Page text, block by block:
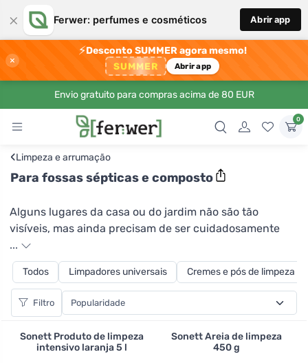
× Ferwer: perfumes e cosméticos Abrir app
×
⚡Desconto SUMMER agora mesmo!
SUMMER Abrir app
Envio gratuito para compras acima de 80 EUR
0
‹Limpeza e arrumação
Para fossas sépticas e composto
Alguns lugares da casa ou do jardim não são tão
visíveis, mas ainda precisam de ser cuidadosamente
tratados. Um activador de fossa séptica de Yellow&Blue
irá proporcionar-lhe cuidados suaves na fossa séptica.
É um produto biologicamente activo que acelera a
decomposição da matéria orgânica em fossas sépticas,
fossas de esgotos, estações de tratamento de águas
também elimina os odores. A Terra Verde não esqueceu
...
Todos Limpadores universais Cremes e pós de limpeza
Filtro
Sonett Produto de limpeza
intensivo laranja 5 l
Sonett Areia de limpeza
450 g